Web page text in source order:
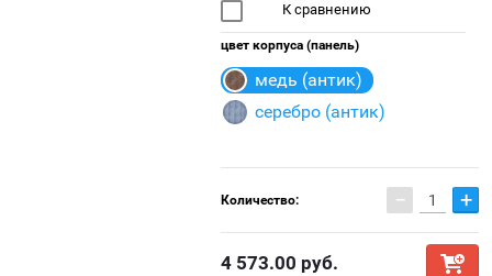
К сравнению
цвет корпуса (панель)
медь (антик)
серебро (антик)
Количество: − +
4 573.00 руб.